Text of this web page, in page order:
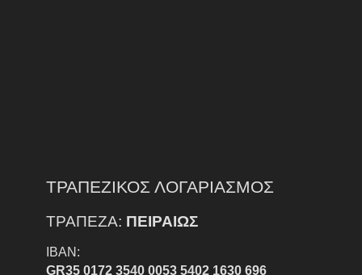
ΤΡΑΠΕΖΙΚΟΣ ΛΟΓΑΡΙΑΣΜΟΣ
ΤΡΑΠΕΖΑ: ΠΕΙΡΑΙΩΣ
IBAN:
GR35 0172 3540 0053 5402 1630 696